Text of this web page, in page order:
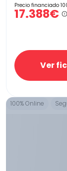
Precio financiado
17.388€
Ver
100% Online